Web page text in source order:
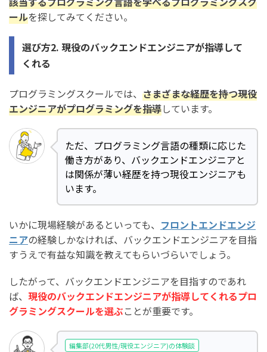
ールを探してみてください。
選び方2. 現役のバックエンドエンジニアが指導して
くれる
プログラミングスクールでは、 さまざまな経歴を持つ現役
エンジニアがプログラミングを指導しています。
ただ、プログラミング言語の種類に応じた
働き方があり、バックエンドエンジニアと
は関係が薄い経歴を持つ現役エンジニアも
います。
いかに現場経験があるといっても、 フロントエンドエンジ
ニアの経験しかなければ、バックエンドエンジニアを目指
すうえで有益な知識を教えてもらいづらいでしょう。
したがって、バックエンドエンジニアを目指すのであれ
ば、 現役のバックエンドエンジニアが指導してくれるプロ
グラミングスクールを選ぶことが重要です。
編集部(20代男性/現役エンジニア)の体験談